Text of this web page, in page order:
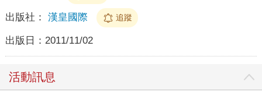
出版社： 漢皇國際 追蹤
出版日： 2011/11/02
活動訊息